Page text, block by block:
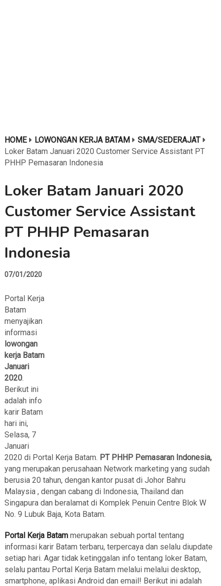
HOME LOWONGAN KERJA BATAM
SMA/SEDERAJAT
Loker Batam Januari 2020 Customer Service Assistant PT
PHHP Pemasaran Indonesia
Loker Batam Januari 2020
Customer Service Assistant
PT PHHP Pemasaran
Indonesia
07/01/2020
Portal Kerja
Batam
menyajikan
informasi
lowongan
kerja Batam
Januari
2020.
Berikut ini
adalah info
karir Batam
hari ini,
Selasa, 7
Januari
2020 di Portal Kerja Batam. PT PHHP Pemasaran Indonesia,
yang merupakan perusahaan Network marketing yang sudah
berusia 20 tahun, dengan kantor pusat di Johor Bahru
Malaysia , dengan cabang di Indonesia, Thailand dan
Singapura dan beralamat di Komplek Penuin Centre Blok W
No. 9 Lubuk Baja, Kota Batam.
Portal Kerja Batammerupakan sebuah portal tentang
informasi karir Batam terbaru, terpercaya dan selalu diupdate
setiap hari. Agar tidak ketinggalan info tentang loker Batam,
selalu pantau Portal Kerja Batam melalui melalui desktop,
smartphone, aplikasi Android dan email! Berikut ini adalah